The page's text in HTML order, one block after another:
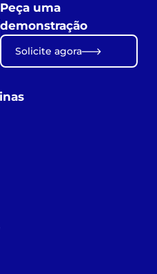
Peça uma
demonstração
Solicite agora